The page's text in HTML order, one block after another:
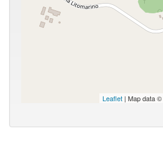
Leaflet | Map data ©